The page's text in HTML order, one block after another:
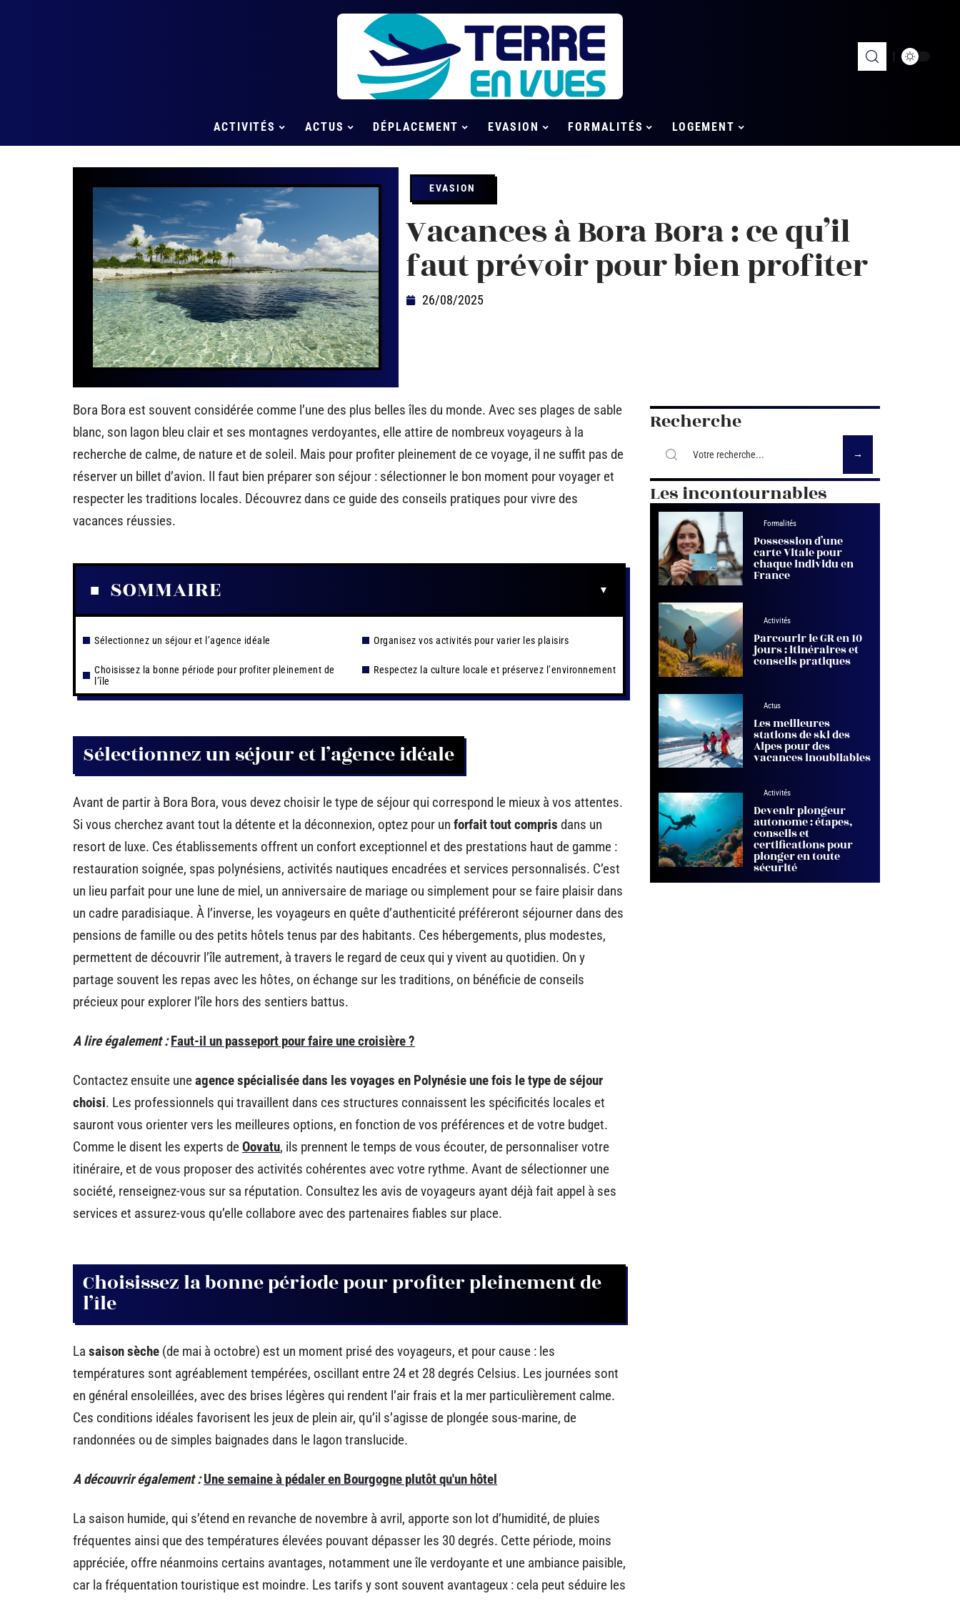
ACTIVITÉS ACTUS DÉPLACEMENT EVASION FORMALITÉS LOGEMENT
EVASION
Vacances à Bora Bora : ce qu’il
faut prévoir pour bien profiter
26/08/2025
Bora Bora est souvent considérée comme l’une des plus belles îles du monde. Avec ses plages de sable
blanc, son lagon bleu clair et ses montagnes verdoyantes, elle attire de nombreux voyageurs à la
recherche de calme, de nature et de soleil. Mais pour profiter pleinement de ce voyage, il ne suffit pas de
réserver un billet d’avion. Il faut bien préparer son séjour : sélectionner le bon moment pour voyager et
respecter les traditions locales. Découvrez dans ce guide des conseils pratiques pour vivre des
vacances réussies.
SOMMAIRE
Sélectionnez un séjour et l’agence idéale
Choisissez la bonne période pour profiter pleinement de
l’île
Organisez vos activités pour varier les plaisirs
Respectez la culture locale et préservez l’environnement
Sélectionnez un séjour et l’agence idéale
Avant de partir à Bora Bora, vous devez choisir le type de séjour qui correspond le mieux à vos attentes.
Si vous cherchez avant tout la détente et la déconnexion, optez pour un forfait tout compris dans un
resort de luxe. Ces établissements offrent un confort exceptionnel et des prestations haut de gamme :
restauration soignée, spas polynésiens, activités nautiques encadrées et services personnalisés. C’est
un lieu parfait pour une lune de miel, un anniversaire de mariage ou simplement pour se faire plaisir dans
un cadre paradisiaque. À l’inverse, les voyageurs en quête d’authenticité préféreront séjourner dans des
pensions de famille ou des petits hôtels tenus par des habitants. Ces hébergements, plus modestes,
permettent de découvrir l’île autrement, à travers le regard de ceux qui y vivent au quotidien. On y
partage souvent les repas avec les hôtes, on échange sur les traditions, on bénéficie de conseils
précieux pour explorer l’île hors des sentiers battus.
A lire également : Faut-il un passeport pour faire une croisière ?
Contactez ensuite uneagence spécialisée dans les voyages en Polynésie une fois le type de séjour
choisi. Les professionnels qui travaillent dans ces structures connaissent les spécificités locales et
sauront vous orienter vers les meilleures options, en fonction de vos préférences et de votre budget.
Comme le disent les experts deOovatu​, ils prennent le temps de vous écouter, de personnaliser votre
itinéraire, et de vous proposer des activités cohérentes avec votre rythme. Avant de sélectionner une
société, renseignez-vous sur sa réputation. Consultez les avis de voyageurs ayant déjà fait appel à ses
services et assurez-vous qu’elle collabore avec des partenaires fiables sur place.
Choisissez la bonne période pour profiter pleinement de
l’île
La saison sèche (de mai à octobre) est un moment prisé des voyageurs, et pour cause : les
températures sont agréablement tempérées, oscillant entre 24 et 28 degrés Celsius. Les journées sont
en général ensoleillées, avec des brises légères qui rendent l’air frais et la mer particulièrement calme.
Ces conditions idéales favorisent les jeux de plein air, qu’il s’agisse de plongée sous-marine, de
randonnées ou de simples baignades dans le lagon translucide.
A découvrir également : Une semaine à pédaler en Bourgogne plutôt qu'un hôtel
La saison humide, qui s’étend en revanche de novembre à avril, apporte son lot d’humidité, de pluies
fréquentes ainsi que des températures élevées pouvant dépasser les 30 degrés. Cette période, moins
appréciée, offre néanmoins certains avantages, notamment une île verdoyante et une ambiance paisible,
car la fréquentation touristique est moindre. Les tarifs y sont souvent avantageux : cela peut séduire les
Recherche
Les incontournables
Formalités
Possession d’une
carte Vitale pour
chaque individu en
France
Activités
Parcourir le GR en 10
jours : itinéraires et
conseils pratiques
Actus
Les meilleures
stations de ski des
Alpes pour des
vacances inoubliables
Activités
Devenir plongeur
autonome : étapes,
conseils et
certifications pour
plonger en toute
sécurité